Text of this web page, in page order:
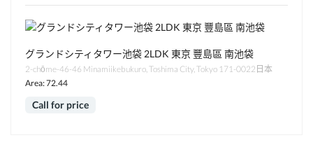
グランドシティタワー池袋 2LDK 東京 豐島區 南池袋
2-chōme-46-46 Minamiikebukuro, Toshima City, Tokyo 171-0022日本
Area: 72.44
Call for price